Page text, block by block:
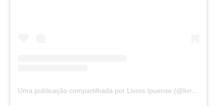
Uma publicação compartilhada por Livros Ipuense (@livraria.papelaria_ipuense)